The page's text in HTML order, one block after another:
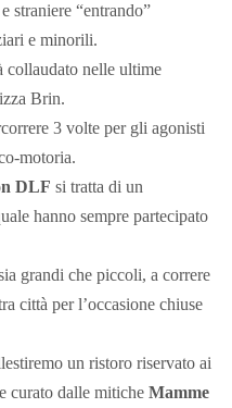
straniere “entrando”
e minorili.
collaudato nelle ultime
Brin.
3 volte per gli agonisti
motoria.
DLF si tratta di un
hanno sempre partecipato
grandi che piccoli, a correre
città per l’occasione chiuse
un ristoro riservato ai
curato dalle mitiche Mamme